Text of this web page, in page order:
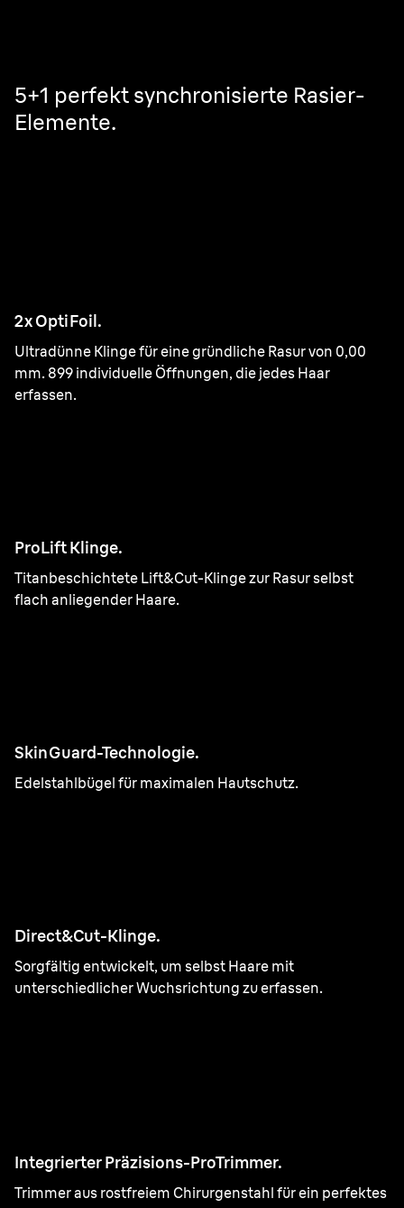
5+1 perfekt synchronisierte Rasier-
Elemente.
2x OptiFoil.
Ultradünne Klinge für eine gründliche Rasur von 0,00
mm. 899 individuelle Öffnungen, die jedes Haar
erfassen.
ProLift Klinge.
Titanbeschichtete Lift&Cut-Klinge zur Rasur selbst
flach anliegender Haare.
SkinGuard-Technologie.
Edelstahlbügel für maximalen Hautschutz.
Direct&Cut-Klinge.
Sorgfältig entwickelt, um selbst Haare mit
unterschiedlicher Wuchsrichtung zu erfassen.
Integrierter Präzisions-ProTrimmer.
Trimmer aus rostfreiem Chirurgenstahl für ein perfektes